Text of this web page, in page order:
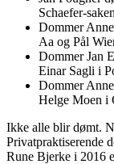
Schaefer-
Dommer
Aa og Pål
Dommer Jan
Einar Sagli i
Dommer
Helge Moen i
Ikke alle blir dømt.
Privatpraktiserende
Rune Bjerke i 2016